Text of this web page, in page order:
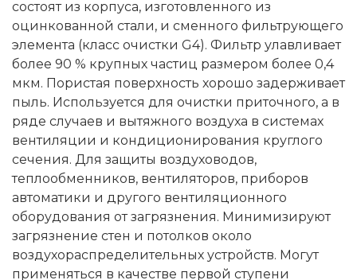
состоят из корпуса, изготовленного из
оцинкованной стали, и сменного фильтрующего
элемента (класс очистки G4). Фильтр улавливает
более 90 % крупных частиц размером более 0,4
мкм. Пористая поверхность хорошо задерживает
пыль. Используется для очистки приточного, а в
ряде случаев и вытяжного воздуха в системах
вентиляции и кондиционирования круглого
сечения. Для защиты воздуховодов,
теплообменников, вентиляторов, приборов
автоматики и другого вентиляционного
оборудования от загрязнения. Минимизируют
загрязнение стен и потолков около
воздухораспределительных устройств. Могут
применяться в качестве первой ступени